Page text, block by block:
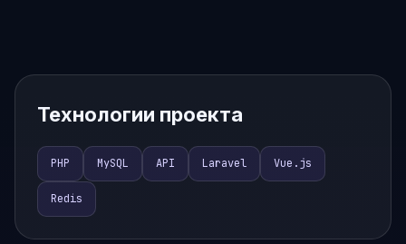
Технологии проекта
PHP MySQL API Laravel Vue.js
Redis